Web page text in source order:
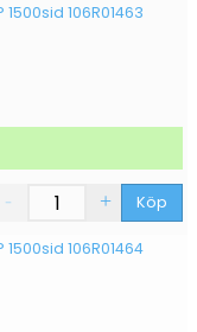
106R01463
Köp
106R01464